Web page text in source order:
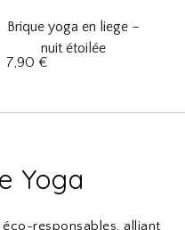
Brique yoga en liege –
nuit étoilée
7,90 €
Yoga
responsables, alliant